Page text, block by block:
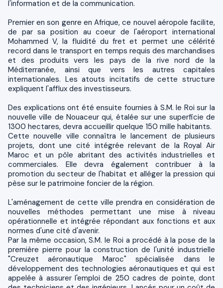
l'information et de la communication.
Premier en son genre en Afrique, ce nouvel aéropole facilite,
de par sa position au coeur de l'aéroport international
Mohammed V, la fluidité du fret et permet une célérité
record dans le transport en temps requis des marchandises
et des produits vers les pays de la rive nord de la
Méditerranée, ainsi que vers les autres capitales
internationales. Les atouts incitatifs de cette structure
expliquent l'afflux des investisseurs.
Des explications ont été ensuite fournies à S.M. le Roi sur la
nouvelle ville de Nouaceur qui, étalée sur une superficie de
1300 hectares, devra accueillir quelque 150 mille habitants.
Cette nouvelle ville connaîtra le lancement de plusieurs
projets, dont une cité intégrée relevant de la Royal Air
Maroc et un pôle abritant des activités industrielles et
commerciales. Elle devra également contribuer à la
promotion du secteur de l'habitat et alléger la pression qui
pèse sur le patrimoine foncier de la région.
L'aménagement de cette ville prendra en considération de
nouvelles méthodes permettant une mise à niveau
opérationnelle et intégrée répondant aux fonctions et aux
normes d'une cité d'avenir.
Par la même occasion, S.M. le Roi a procédé à la pose de la
première pierre pour la construction de l'unité industrielle
"Creuzet aéronautique Maroc" spécialisée dans le
développement des technologies aéronautiques et qui est
appelée à assurer l'emploi de 250 cadres de pointe, dont